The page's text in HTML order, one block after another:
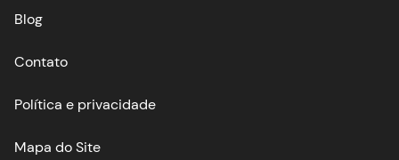
Blog
Contato
Política e privacidade
Mapa do Site